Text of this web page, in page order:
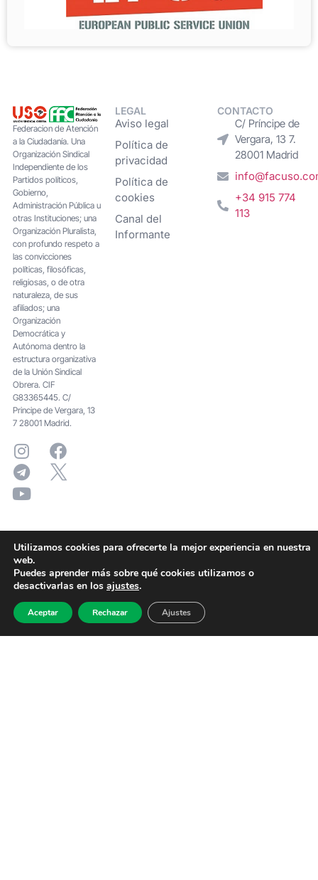
Federacion de Atención
a la Ciudadanía. Una
Organización Sindical
Independiente de los
Partidos políticos,
Gobierno,
Administración Pública u
otras Instituciones; una
Organización Pluralista,
con profundo respeto a
las convicciones
políticas, filosóficas,
religiosas, o de otra
naturaleza, de sus
afiliados; una
Organización
Democrática y
Autónoma dentro la
estructura organizativa
de la Unión Sindical
Obrera. CIF
G83365445. C/
Principe de Vergara, 13
7 28001 Madrid.
LEGAL
Aviso legal
Política de
privacidad
Política de
cookies
Canal del
Informante
CONTACTO
C/ Príncipe de
Vergara, 13 7.
28001 Madrid
+34 915 774
113
Utilizamos cookies para ofrecerte la mejor experiencia en nuestra
web.
Puedes aprender más sobre qué cookies utilizamos o
desactivarlas en los ajustes.
Aceptar Rechazar Ajustes